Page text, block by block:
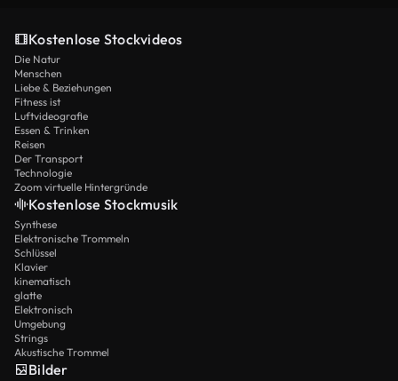
Kostenlose Stockvideos
Die Natur
Menschen
Liebe & Beziehungen
Fitness ist
Luftvideografie
Essen & Trinken
Reisen
Der Transport
Technologie
Zoom virtuelle Hintergründe
Kostenlose Stockmusik
Synthese
Elektronische Trommeln
Schlüssel
Klavier
kinematisch
glatte
Elektronisch
Umgebung
Strings
Akustische Trommel
Bilder